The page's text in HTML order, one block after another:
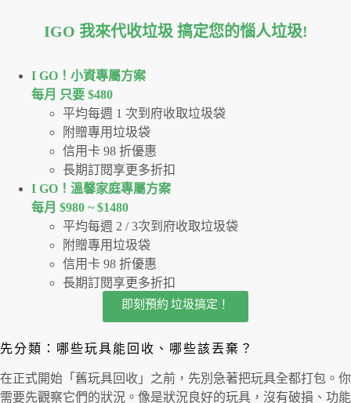
IGO 我來代收垃圾 搞定您的惱人垃圾!
I GO！⼩資專屬⽅案
每月 只要 $480
平均每週 1 次到府收取垃圾袋
附贈專用垃圾袋
信用卡 98 折優惠
長期訂閱享更多折扣
I GO！溫馨家庭專屬方案
每月 $980 ~ $1480
平均每週 2 / 3次到府收取垃圾袋
附贈專用垃圾袋
信用卡 98 折優惠
長期訂閱享更多折扣
即刻預約 垃圾搞定！
先分類：哪些玩具能回收、哪些該丟棄？
在正式開始「舊玩具回收」之前，先別急著把玩具全都打包。你
需要先觀察它們的狀況。像是狀況良好的玩具，沒有破損、功能